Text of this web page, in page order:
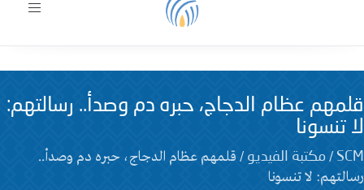
Toggle
قلمهم عظام الدجاج، حبره دم وصدأ.. رسالتهم:
لا تنسونا
SCM
/ مكتبة الفيديو / قلمهم عظام الدجاج، حبره دم وصدأ..
رسالتهم: لا تنسونا